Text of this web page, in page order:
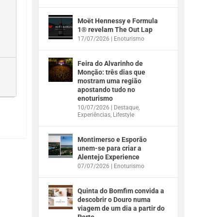
Moët Hennessy e Formula
1® revelam The Out Lap
17/07/2026 | Enoturismo
Feira do Alvarinho de
Monção: três dias que
mostram uma região
apostando tudo no
enoturismo
10/07/2026 | Destaque,
Experiências, Lifestyle
Montimerso e Esporão
unem-se para criar a
Alentejo Experience
07/07/2026 | Enoturismo
Quinta do Bomfim convida a
descobrir o Douro numa
viagem de um dia a partir do